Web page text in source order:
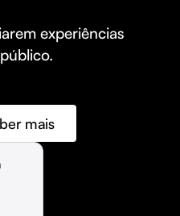
experiências
mais